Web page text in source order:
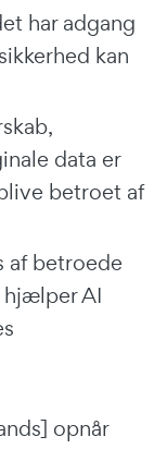
har adgang
kan
data er
betroet af
af betroede
AI
opnår